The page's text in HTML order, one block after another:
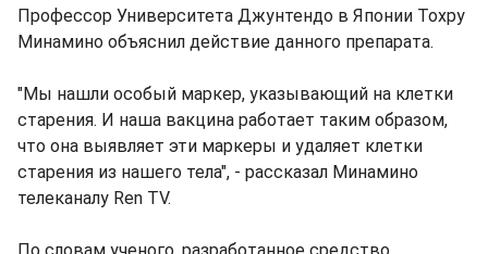
Профессор Университета Джунтендо в Японии Тохру
Минамино объяснил действие данного препарата.
"Мы нашли особый маркер, указывающий на клетки
старения. И наша вакцина работает таким образом,
что она выявляет эти маркеры и удаляет клетки
старения из нашего тела", - рассказал Минамино
телеканалу Ren TV.